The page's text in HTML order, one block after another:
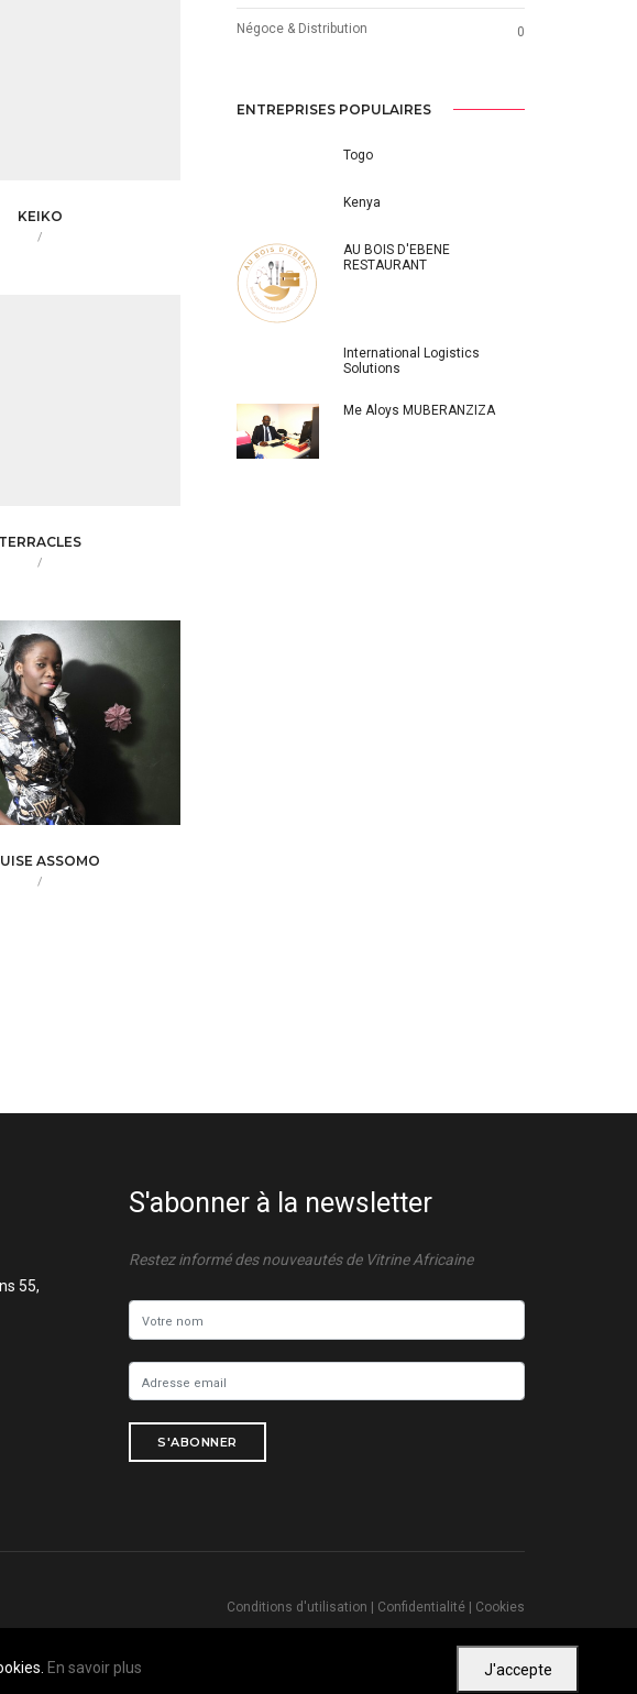
KEIKO
/
TERRACLES
/
ASSOMO
/
Négoce & Distribution 0
ENTREPRISES POPULAIRES
Togo
Kenya
AU BOIS D'EBENE
RESTAURANT
International Logistics
Solutions
Me Aloys MUBERANZIZA
En savoir plus J'accepte
55,
S'abonner à la newsletter
Restez informé des nouveautés de Vitrine Africaine
S'ABONNER
Conditions d'utilisation | Confidentialité | Cookies